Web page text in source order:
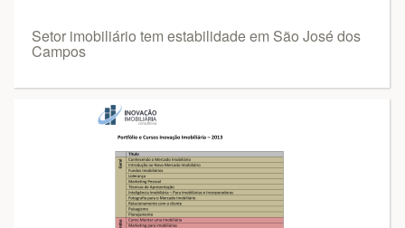
Setor imobiliário tem estabilidade em São José dos
Campos